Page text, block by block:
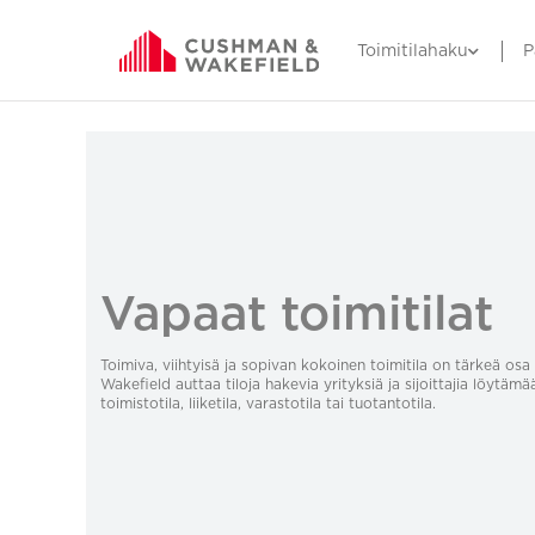
Toimitilahaku
Vapaat toimitilat
Toimiva, viihtyisä ja sopivan kokoinen toimitila on tärkeä osa
Wakefield auttaa tiloja hakevia yrityksiä ja sijoittajia
toimistotila, liiketila, varastotila tai tuotantotila.